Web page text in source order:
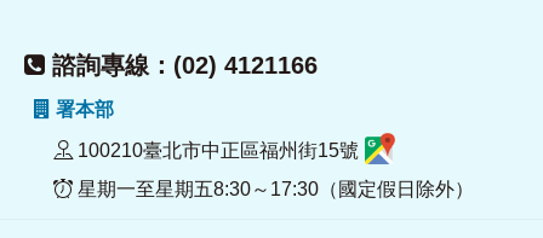
諮詢專線：(02) 4121166
署本部
100210臺北市中正區福州街15號
星期一至星期五8:30～17:30（國定假日除外）